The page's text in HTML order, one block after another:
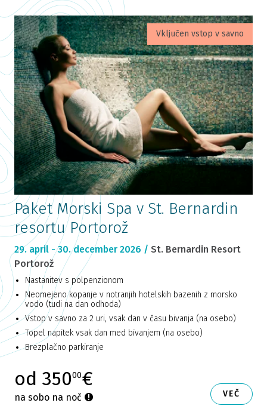
Vključen vstop v savno
Paket Morski Spa v St. Bernardin
resortu Portorož
29. april - 30. december 2026 / St. Bernardin Resort
Portorož
Nastanitev s polpenzionom
Neomejeno kopanje v notranjih hotelskih bazenih z morsko
vodo (tudi na dan odhoda)
Vstop v savno za 2 uri, vsak dan v času bivanja (na osebo)
Topel napitek vsak dan med bivanjem (na osebo)
Brezplačno parkiranje
od 35000€
na sobo na noč VEČ